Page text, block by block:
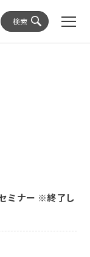
検索
セミナー ※終了し